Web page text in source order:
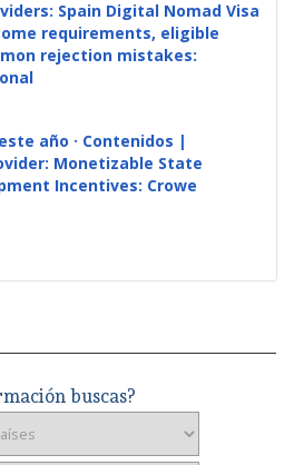
Spain Digital Nomad Visa
requirements, eligible
rejection mistakes:
año · Contenidos |
Monetizable State
Incentives: Crowe
buscas?